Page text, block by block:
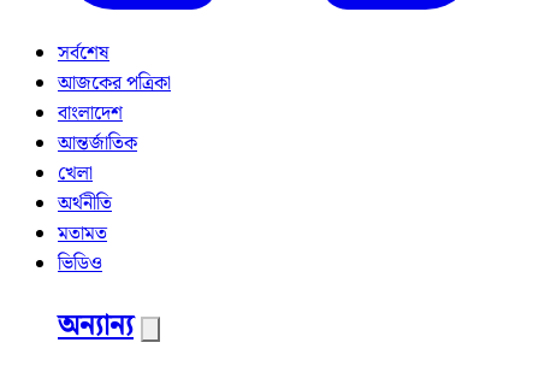
সর্বশেষ
আজকের পত্রিকা
বাংলাদেশ
আন্তর্জাতিক
খেলা
অর্থনীতি
মতামত
ভিডিও
অন্যান্য